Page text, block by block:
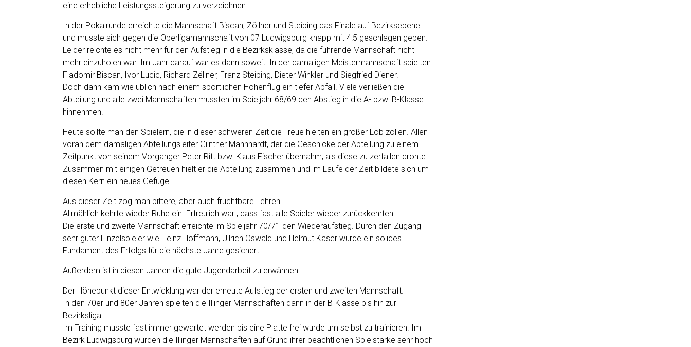
eine erhebliche Leistungssteigerung zu verzeichnen.
In der Pokalrunde erreichte die Mannschaft Biscan, Zöllner und Steibing das Finale auf Bezirksebene
und musste sich gegen die Oberligamannschaft von 07 Ludwigsburg knapp mit 4:5 geschlagen geben.
Leider reichte es nicht mehr für den Aufstieg in die Bezirksklasse, da die führende Mannschaft nicht
mehr einzuholen war. Im Jahr darauf war es dann soweit. In der damaligen Meistermannschaft spielten
Fladomir Biscan, Ivor Lucic, Richard Zéllner, Franz Steibing, Dieter Winkler und Siegfried Diener.
Doch dann kam wie üblich nach einem sportlichen Höhenflug ein tiefer Abfall. Viele verließen die
Abteilung und alle zwei Mannschaften mussten im Spieljahr 68/69 den Abstieg in die A- bzw. B-Klasse
hinnehmen.
Heute sollte man den Spielern, die in dieser schweren Zeit die Treue hielten ein großer Lob zollen. Allen
voran dem damaligen Abteilungsleiter Giinther Mannhardt, der die Geschicke der Abteilung zu einem
Zeitpunkt von seinem Vorganger Peter Ritt bzw. Klaus Fischer übernahm, als diese zu zerfallen drohte.
Zusammen mit einigen Getreuen hielt er die Abteilung zusammen und im Laufe der Zeit bildete sich um
diesen Kern ein neues Gefüge.
Aus dieser Zeit zog man bittere, aber auch fruchtbare Lehren.
Allmählich kehrte wieder Ruhe ein. Erfreulich war , dass fast alle Spieler wieder zurückkehrten.
Die erste und zweite Mannschaft erreichte im Spieljahr 70/71 den Wiederaufstieg. Durch den Zugang
sehr guter Einzelspieler wie Heinz Hoffmann, Ullrich Oswald und Helmut Kaser wurde ein solides
Fundament des Erfolgs für die nächste Jahre gesichert.
Außerdem ist in diesen Jahren die gute Jugendarbeit zu erwähnen.
Der Höhepunkt dieser Entwicklung war der erneute Aufstieg der ersten und zweiten Mannschaft.
In den 70er und 80er Jahren spielten die Illinger Mannschaften dann in der B-Klasse bis hin zur
Bezirksliga.
Im Training musste fast immer gewartet werden bis eine Platte frei wurde um selbst zu trainieren. Im
Bezirk Ludwigsburg wurden die Illinger Mannschaften auf Grund ihrer beachtlichen Spielstärke sehr hoch